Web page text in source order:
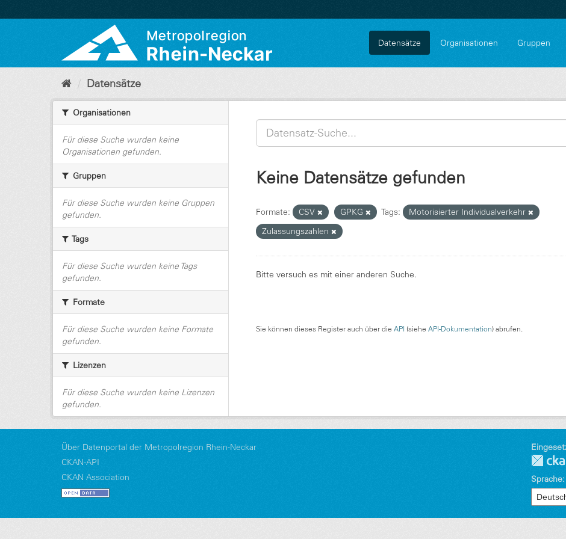
zum
Datensätze Organisationen Gruppen
Datensätze
Organisationen
Für diese Suche wurden keine
Organisationen gefunden.
Gruppen
Für diese Suche wurden keine Gruppen
gefunden.
Tags
Für diese Suche wurden keine Tags
gefunden.
Formate
Für diese Suche wurden keine Formate
gefunden.
Lizenzen
Für diese Suche wurden keine Lizenzen
gefunden.
Keine Datensätze gefunden
Formate: CSV GPKG Tags:
Motorisierter Individualverkehr
Zulassungszahlen
Bitte versuch es mit einer anderen Suche.
Sie können dieses Register auch über die API (siehe API-Dokumentation) abrufen.
Über Datenportal der Metropolregion Rhein-Neckar
CKAN-API
CKAN Association
Sprache